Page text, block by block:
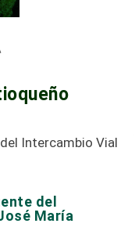
del
María